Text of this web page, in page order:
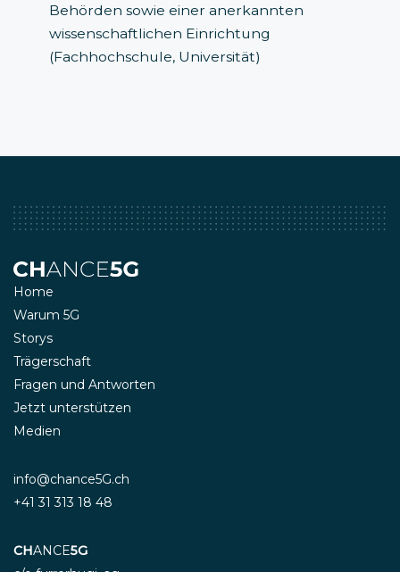
Behörden sowie einer anerkannten
wissenschaftlichen Einrichtung
(Fachhochschule, Universität)
Home
Warum 5G
Storys
Trägerschaft
Fragen und Antworten
Jetzt unterstützen
Medien
info@chance5G.ch
+41 31 313 18 48
CHANCE5G